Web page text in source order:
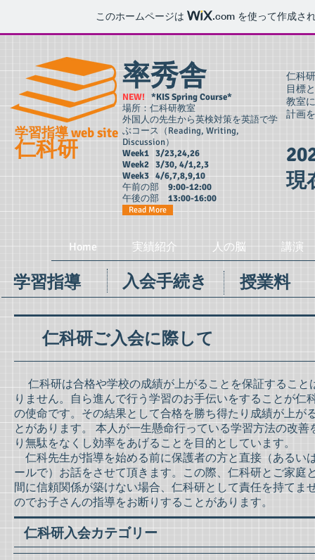
このホームページは .comを使って作成さ
率秀舎
学習指導 web site
仁科研
NEW! *KIS Spring Course*
場所：仁科研教室
外国人の先生から英検対策を英語で学
ぶコース（Reading, Writing,
Discussion）
Week1 3/23,24,26
Week2 3/30, 4/1,2,3
Week3 4/6,7,8,9,10
午前の部 9:00-12:00
午後の部 13:00-16:00
仁科
目標
教室
計
現
Read More
学習指導 入会手続き 授業料
Home 実績紹介 人の脳 講演
仁科研ご入会に際して
仁科研は合格や学校の成績が上がることを保証すること
りません。自ら進んで行う学習のお手伝いをすることが仁
の使命です。その結果として合格を勝ち得たり成績が上が
とがあります。 本人が一生懸命行っている学習方法の改善
り無駄をなくし効率をあげることを目的としています。
仁科先生が指導を始める前に保護者の方と直接（あるい
ールで）お話をさせて頂きます。この際、仁科研とご家庭
間に信頼関係が築けない場合、仁科研として責任を持てま
のでお子さんの指導をお断りすることがあります。
仁科研入会カテゴリー